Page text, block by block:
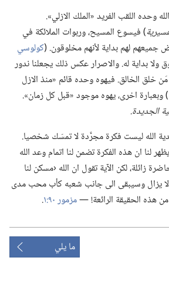
وحده اللقب الفريد «الملك الازلي».‏
‏)‏ فيسوع المسيح،‏ وربوات الملائكة في
جميعهم لهم بداية لأنهم مخلوقون.‏ (‏كولوسي
ولا بداية له.‏ والاصرار عكس ذلك يجعلنا ندور
خلق الخالق.‏ فيهوه وحده قائم «منذ الازل
‏)‏ وبعبارة اخرى،‏ يهوه موجود «قبل كل زمان».‏
الجديدة.‏
الله ليست فكرة مجرَّدة لا تمسّك شخصيا.‏
لنا ان هذه الفكرة تضمن لنا اتمام وعد الله
زائلة،‏ لكن الآية تقول ان الله ‹مسكن لنا
يزال وسيبقى الى جانب شعبه كأب محب مدى
من هذه الحقيقة الرائعة!‏ —‏مزمور ٩٠:‏١ ‏.‏
ما يلي